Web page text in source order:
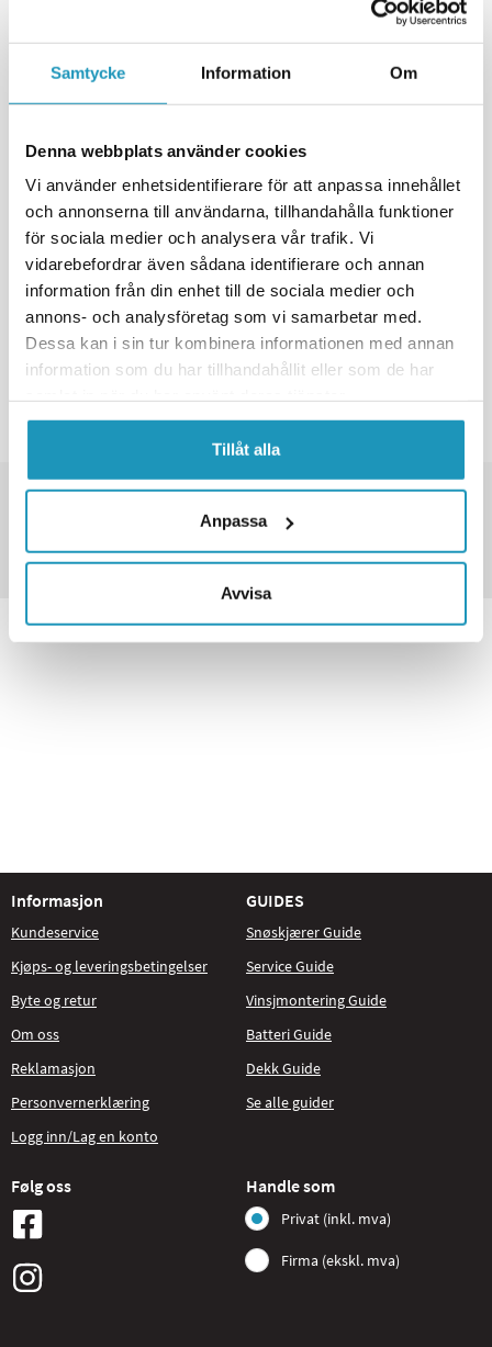
Samtycke Information Om
Denna webbplats använder cookies
Vi använder enhetsidentifierare för att anpassa innehållet
och annonserna till användarna, tillhandahålla funktioner
för sociala medier och analysera vår trafik. Vi
vidarebefordrar även sådana identifierare och annan
information från din enhet till de sociala medier och
annons- och analysföretag som vi samarbetar med.
Dessa kan i sin tur kombinera informationen med annan
information som du har tillhandahållit eller som de har
Tillåt alla
Anpassa
Avvisa
Nippel universal vaier 5 x 7 mm
HANDLEKURVEN
MER INFORMASJON
Nippel universal vaier 7 x 11
+ LEGG TIL I
HANDLEKURVEN
MER INFORMASJON
Viser2av2produkter
TUSENVIS AV VARER PÅ LAGER
FRAKT FRA 79 KR
30 DAGERS ÅPENT KJØP
Informasjon
Kundeservice
Kjøps- og leveringsbetingelser
Byte og retur
Om oss
Reklamasjon
Personvernerklæring
Logg inn/Lag en konto
GUIDES
Snøskjærer Guide
Service Guide
Vinsjmontering Guide
Batteri Guide
Dekk Guide
Se alle guider
Følg oss Handle som
Privat (inkl. mva)
Firma (ekskl. mva)